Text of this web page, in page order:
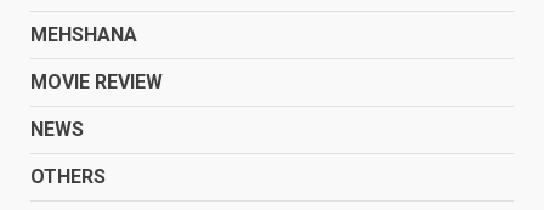
MEHSHANA
MOVIE REVIEW
NEWS
OTHERS